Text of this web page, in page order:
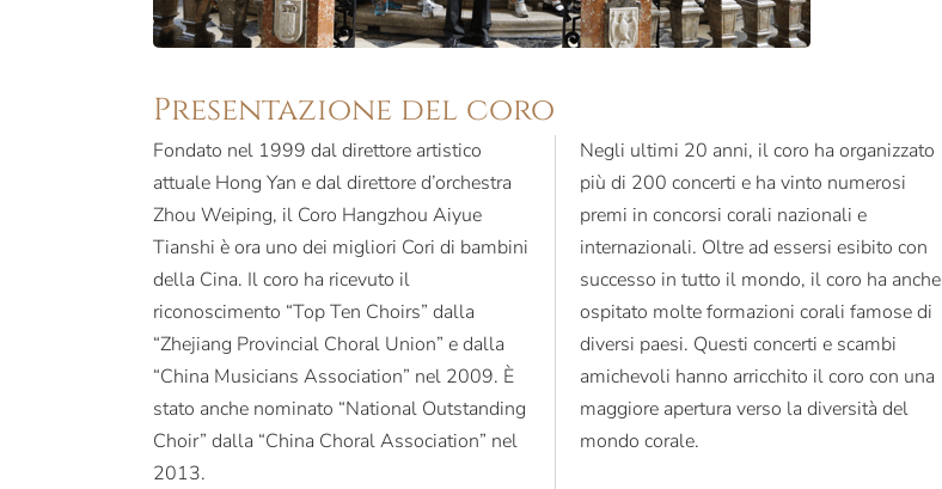
Presentazione del coro
Fondato nel 1999 dal direttore artistico
attuale Hong Yan e dal direttore d’orchestra
Zhou Weiping, il Coro Hangzhou Aiyue
Tianshi è ora uno dei migliori Cori di bambini
della Cina. Il coro ha ricevuto il
riconoscimento “Top Ten Choirs” dalla
“Zhejiang Provincial Choral Union” e dalla
“China Musicians Association” nel 2009. È
stato anche nominato “National Outstanding
Choir” dalla “China Choral Association” nel
2013.
Negli ultimi 20 anni, il coro ha organizzato
più di 200 concerti e ha vinto numerosi
premi in concorsi corali nazionali e
internazionali. Oltre ad essersi esibito con
successo in tutto il mondo, il coro ha anche
ospitato molte formazioni corali famose di
diversi paesi. Questi concerti e scambi
amichevoli hanno arricchito il coro con una
maggiore apertura verso la diversità del
mondo corale.